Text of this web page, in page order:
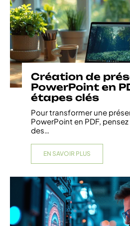
Création de
PowerPoint en
étapes clés
Pour transformer une
PowerPoint en PDF,
des
EN SAVOIR PLUS